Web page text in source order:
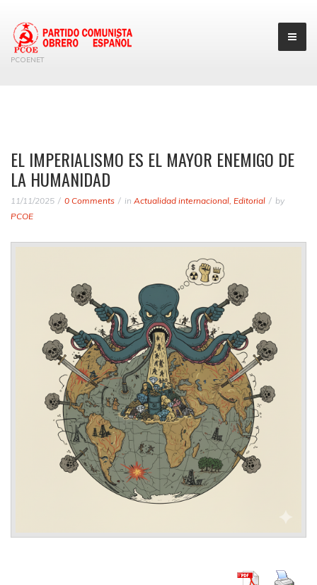
PCOENET
EL IMPERIALISMO ES EL MAYOR ENEMIGO DE
LA HUMANIDAD
11/11/2025 0 Comments in Actualidad internacional Editorial
by
PCOE